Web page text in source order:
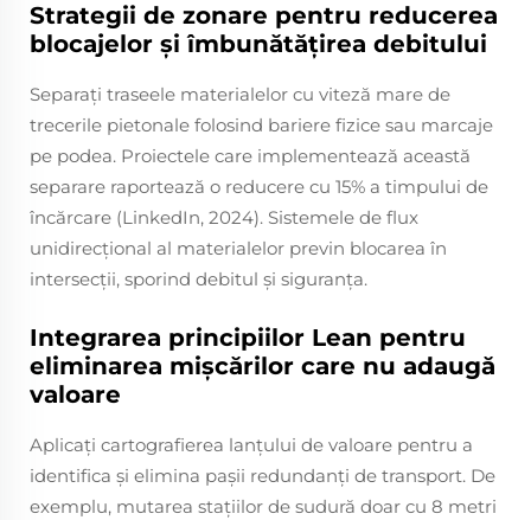
Strategii de zonare pentru reducerea
blocajelor și îmbunătățirea debitului
Separați traseele materialelor cu viteză mare de
trecerile pietonale folosind bariere fizice sau marcaje
pe podea. Proiectele care implementează această
separare raportează o reducere cu 15% a timpului de
încărcare (LinkedIn, 2024). Sistemele de flux
unidirecțional al materialelor previn blocarea în
intersecții, sporind debitul și siguranța.
Integrarea principiilor Lean pentru
eliminarea mișcărilor care nu adaugă
valoare
Aplicați cartografierea lanțului de valoare pentru a
identifica și elimina pașii redundanți de transport. De
exemplu, mutarea stațiilor de sudură doar cu 8 metri